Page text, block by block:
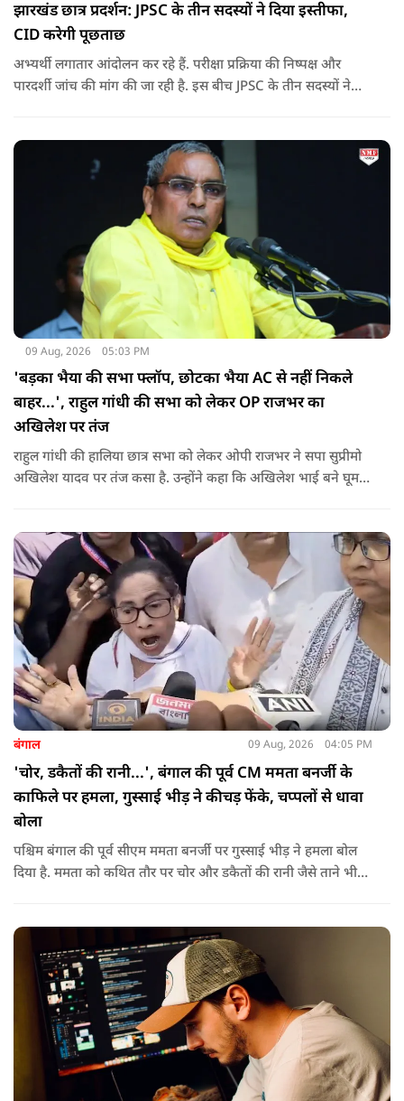
झारखंड छात्र प्रदर्शन: JPSC के तीन सदस्यों ने दिया इस्तीफा,
CID करेगी पूछताछ
अभ्यर्थी लगातार आंदोलन कर रहे हैं. परीक्षा प्रक्रिया की निष्पक्ष और
पारदर्शी जांच की मांग की जा रही है. इस बीच JPSC के तीन सदस्यों ने
09 Aug, 2026 05:03 PM
'बड़का भैया की सभा फ्लॉप, छोटका भैया AC से नहीं निकले
बाहर...', राहुल गांधी की सभा को लेकर OP राजभर का
अखिलेश पर तंज
राहुल गांधी की हालिया छात्र सभा को लेकर ओपी राजभर ने सपा सुप्रीमो
अखिलेश यादव पर तंज कसा है. उन्होंने कहा कि अखिलेश भाई बने घूम
बंगाल 09 Aug, 2026 04:05 PM
'चोर, डकैतों की रानी...', बंगाल की पूर्व CM ममता बनर्जी के
काफिले पर हमला, गुस्साई भीड़ ने कीचड़ फेंके, चप्पलों से धावा
बोला
पश्चिम बंगाल की पूर्व सीएम ममता बनर्जी पर गुस्साई भीड़ ने हमला बोल
दिया है. ममता को कथित तौर पर चोर और डकैतों की रानी जैसे ताने भी